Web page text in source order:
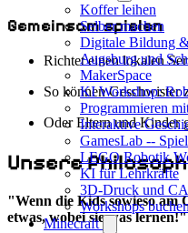
Koffer leihen
Selber machen
Digitale Bildung
Augsburg und
MakerSpace
KI Workshop:
Programmieren
Interaktive
GamesLab --
LEGO Robotik
KI für Lehrkräfte
3D-Druck und
Workshops
Minecraft
Gemeinsam spielen
Richtet einen lokalen
So können Geschwister
Oder Eltern und Kinder
Unsere
"Wenn die Kids sowieso am
etwas, wobei sie was lernen!"